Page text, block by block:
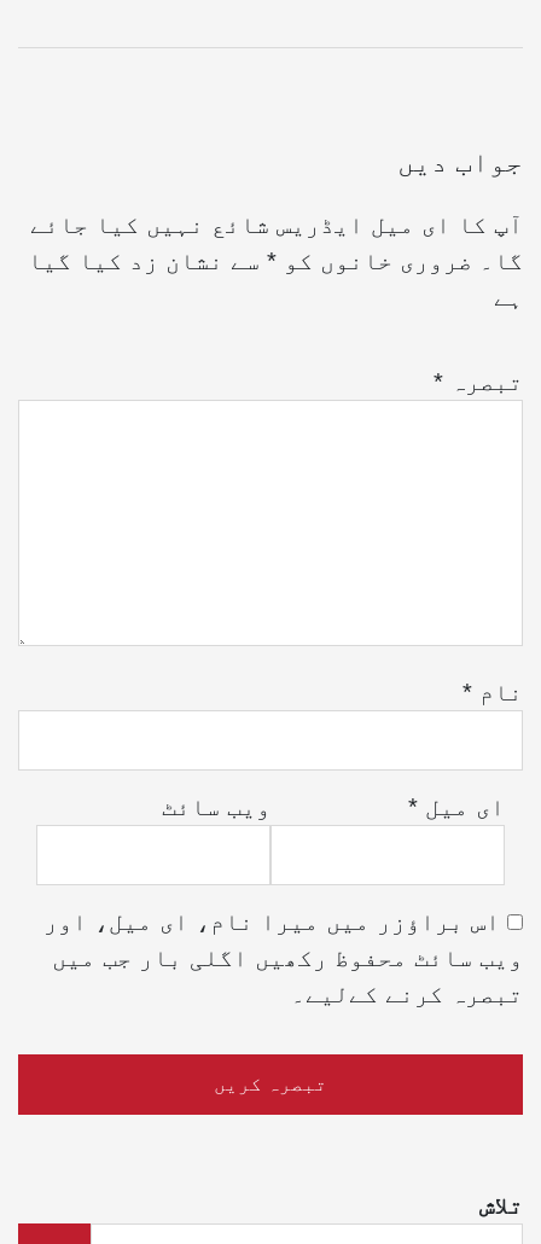
جواب دیں
آپ کا ای میل ایڈریس شائع نہیں کیا جائے
گا۔
ضروری خانوں کو * سے نشان زد کیا گیا
ہے
تبصرہ *
نام *
ای میل * ویب‌ سائٹ
اس براؤزر میں میرا نام، ای میل، اور
ویب سائٹ محفوظ رکھیں اگلی بار جب میں
تبصرہ کرنے کےلیے۔
تلاش